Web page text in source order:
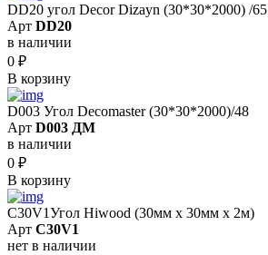
DD20 угол Decor Dizayn (30*30*2000) /65
Арт DD20
в наличии
0 ₽
В корзину
D003 Угол Decomaster (30*30*2000)/48
Арт D003 ДМ
в наличии
0 ₽
В корзину
C30V1Угол Hiwood (30мм х 30мм х 2м)
Арт C30V1
нет в наличии